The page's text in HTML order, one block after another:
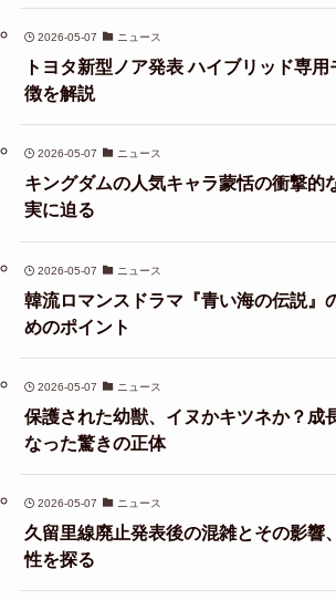
2026-05-07 ニュース
トヨタ新型ノア発表 ハイブリッド専
徴を解説
2026-05-07 ニュース
キングダムの人気キャラ蒙恬の衝撃的
実に迫る
2026-05-07 ニュース
韓流ロマンスドラマ『青い海の伝説』
めのポイント
2026-05-07 ニュース
保護された幼獣、イヌかキツネか？成
なった驚きの正体
2026-05-07 ニュース
久留里線廃止発表後の混雑とその影響
性を探る